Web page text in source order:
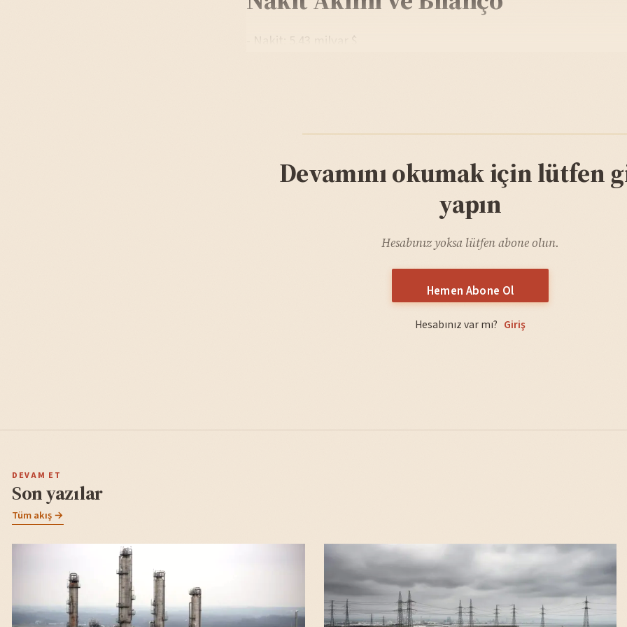
- Nakit: 5.43 milyar $
Devamını okumak için lütfen
yapın
Hesabınız yoksa lütfen abone olun.
Hemen Abone Ol
Hesabınız var mı? Giriş
DEVAM ET
Son yazılar
Tüm akış →